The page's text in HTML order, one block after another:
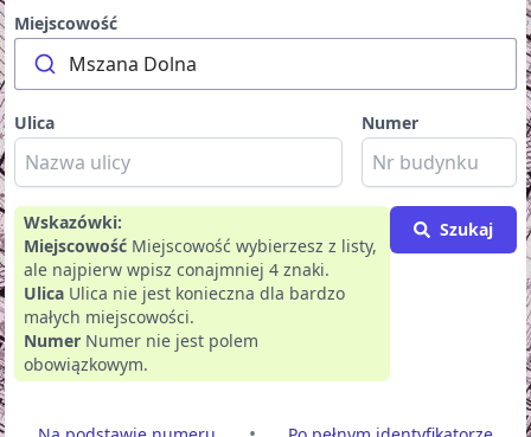
Miejscowość
Mszana Dolna
Ulica Numer
Wskazówki:
Miejscowość Miejscowość wybierzesz z listy,
ale najpierw wpisz conajmniej 4 znaki.
Ulica Ulica nie jest konieczna dla bardzo
małych miejscowości.
Numer Numer nie jest polem
obowiązkowym.
Szukaj